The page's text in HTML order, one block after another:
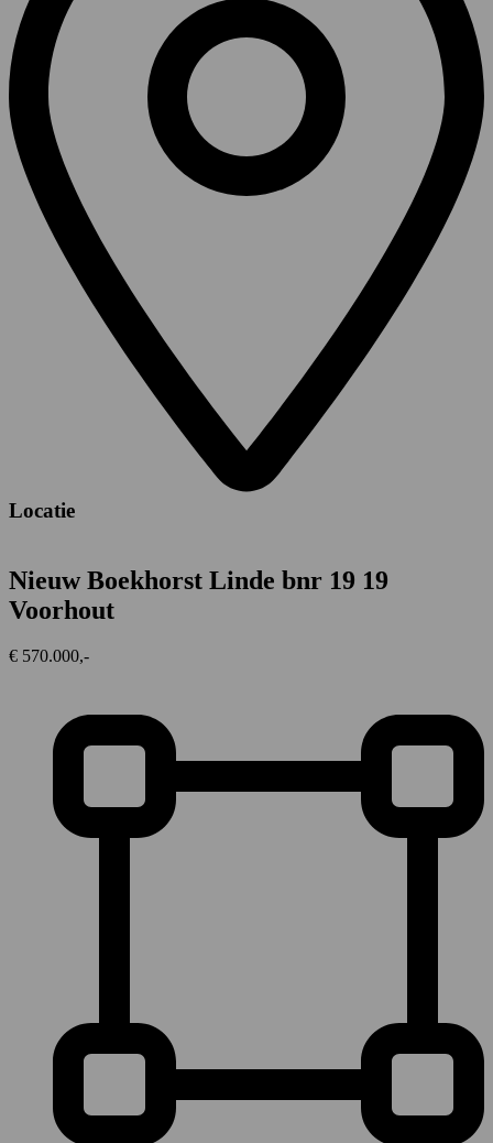
Locatie
Nieuw Boekhorst Linde bnr 19 19
Voorhout
€ 570.000,-